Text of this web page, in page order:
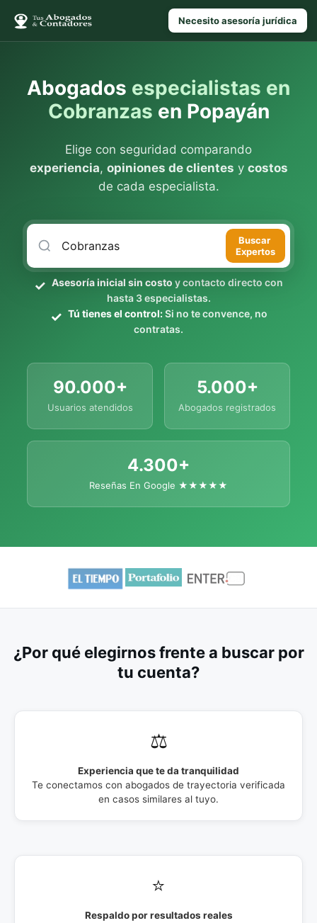
Necesito asesoría jurídica
Abogados especialistas en
Cobranzas en Popayán
Elige con seguridad comparando
experiencia, opiniones de clientes y costos
de cada especialista.
Buscar
Expertos
Asesoría inicial sin costo y contacto directo con
hasta 3 especialistas.
Tú tienes el control:Si no te convence, no
contratas.
90.000+
Usuarios atendidos
5.000+
Abogados registrados
4.300+
Reseñas En Google ★★★★★
¿Por qué elegirnos frente a buscar por
tu cuenta?
⚖️
Experiencia que te da tranquilidad
Te conectamos con abogados de trayectoria verificada
en casos similares al tuyo.
⭐
Respaldo por resultados reales